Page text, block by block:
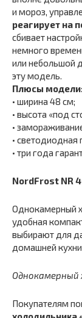
и мороз,
реагирует на
сбивает
немного
или небольшой
эту модель.
Плюсы
• ширина 48 см;
• высота «под
•
• светодиодная
• три года
NordFrost NR
Однокамерный
удобная
выбирают для
домашней
Однокамерный
Покупателям